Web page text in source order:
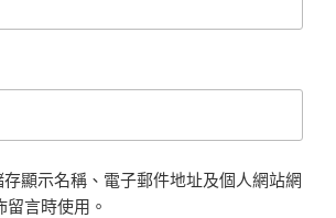
存顯示名稱、電子郵件地址及個人網站網
言時使用。